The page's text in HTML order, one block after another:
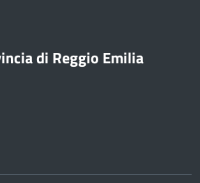
di Reggio Emilia